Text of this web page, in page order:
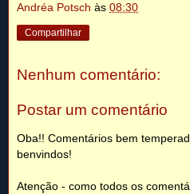
Andréa Potsch às 08:30
Compartilhar
Nenhum comentário:
Postar um comentário
Oba!! Comentários bem
benvindos!
Atenção - como todos os